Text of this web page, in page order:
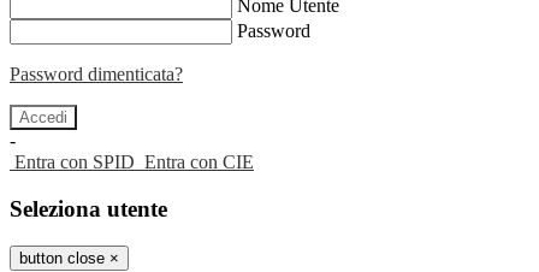
Nome Utente
Password
Password dimenticata?
-
Entra con SPID Entra con CIE
Seleziona utente
button close ×